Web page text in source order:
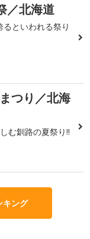
／北海道
といわれる祭り
つり／北海
む釧路の夏祭り!!
キング